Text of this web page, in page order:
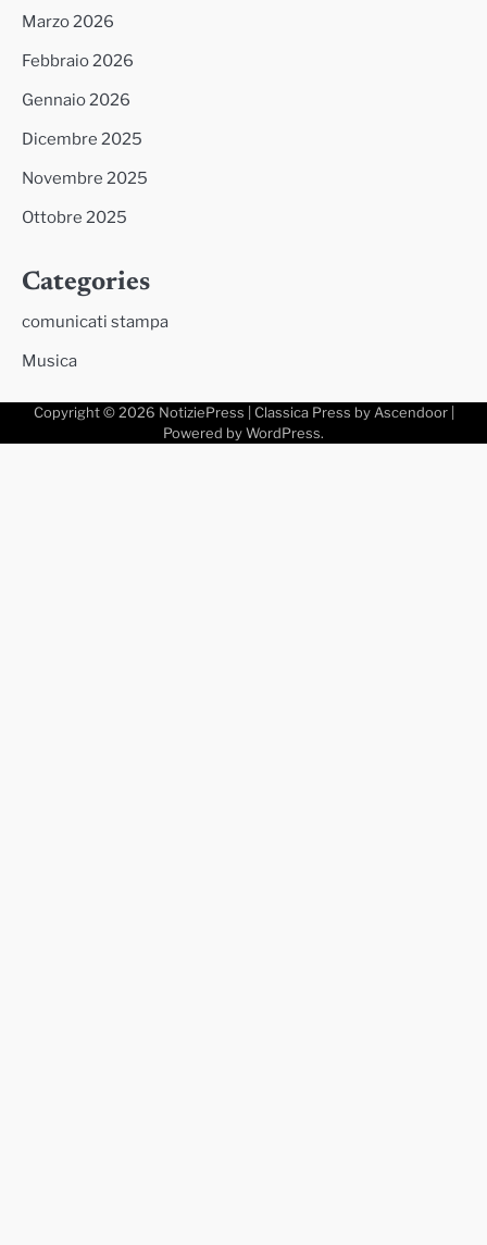
Marzo 2026
Febbraio 2026
Gennaio 2026
Dicembre 2025
Novembre 2025
Ottobre 2025
Categories
comunicati stampa
Musica
Copyright © 2026 NotiziePress | Classica Press by Ascendoor|
Powered by WordPress.